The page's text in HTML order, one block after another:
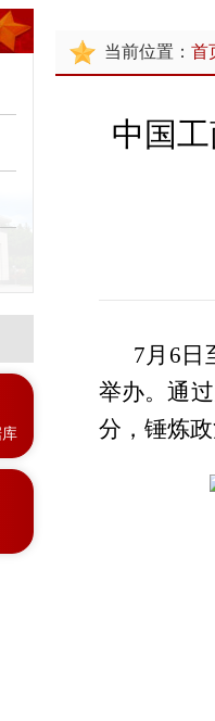
通知公告 师资队
教研成
当前位置： 首
中国
7月6日
举办。通
分，锤炼